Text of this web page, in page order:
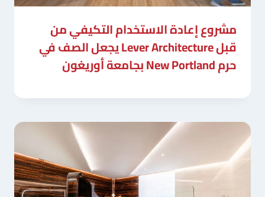
مشروع إعادة الاستخدام التكيفي من
قبل Lever Architecture يجعل الصف في
حرم New Portland بجامعة أوريغون